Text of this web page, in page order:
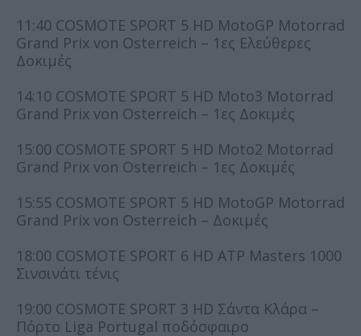
11:40 COSMOTE SPORT 5 HD MotoGP Motorrad
Grand Prix von Osterreich – 1ες Ελεύθερες
Δοκιμές
14:10 COSMOTE SPORT 5 HD Moto3 Motorrad
Grand Prix von Osterreich – 1ες Δοκιμές
15:00 COSMOTE SPORT 5 HD Moto2 Motorrad
Grand Prix von Osterreich – 1ες Δοκιμές
15:55 COSMOTE SPORT 5 HD MotoGP Motorrad
Grand Prix von Osterreich – Δοκιμές
18:00 COSMOTE SPORT 6 HD ATP Masters 1000
Σινσινάτι τένις
19:00 COSMOTE SPORT 3 HD Σάντα Κλάρα –
Πόρτο Liga Portugal ποδόσφαιρο